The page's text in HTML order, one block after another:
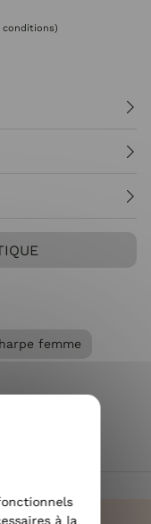
conditions)
femme
à la